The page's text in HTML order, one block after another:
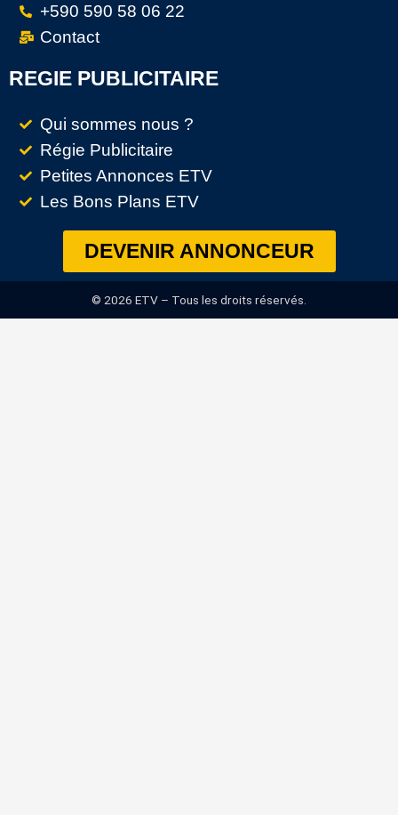
+590 590 58 06 22
Contact
REGIE PUBLICITAIRE
Qui sommes nous ?
Régie Publicitaire
Petites Annonces ETV
Les Bons Plans ETV
DEVENIR ANNONCEUR
© 2026 ETV – Tous les droits réservés.